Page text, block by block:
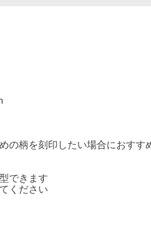
の柄を刻印したい場合におすす
できます
ください